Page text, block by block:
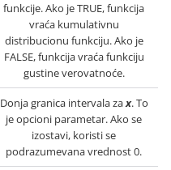
funkcije. Ako je TRUE, funkcija
vraća kumulativnu
distribucionu funkciju. Ako je
FALSE, funkcija vraća funkciju
gustine verovatnoće.
Donja granica intervala zax. To
je opcioni parametar. Ako se
izostavi, koristi se
podrazumevana vrednost 0.